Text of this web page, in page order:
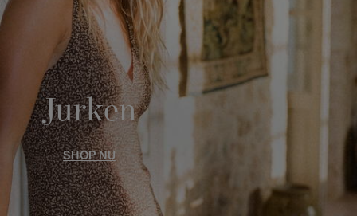
Jurken
SHOP NU